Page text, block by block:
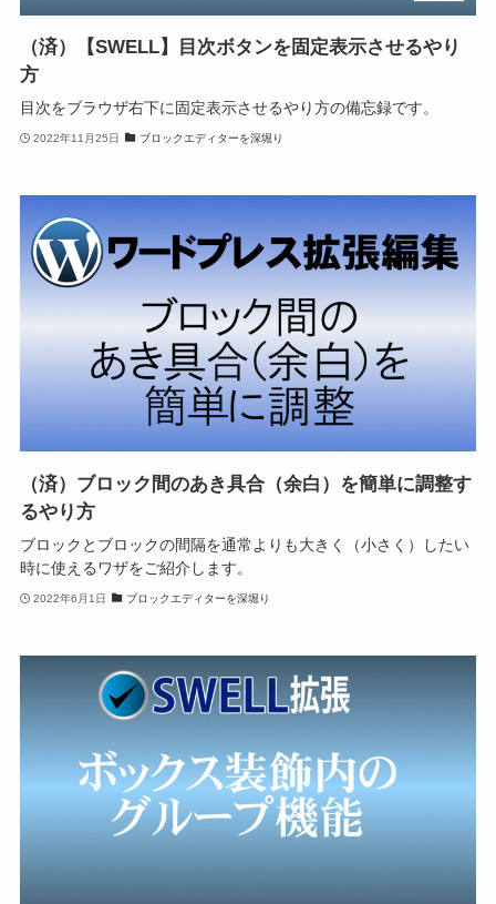
（済）【SWELL】目次ボタンを固定表示させるやり
方
目次をブラウザ右下に固定表示させるやり方の備忘録です。
2022年11月25日 ブロックエディターを深堀り
（済）ブロック間のあき具合（余白）を簡単に調整す
るやり方
ブロックとブロックの間隔を通常よりも大きく（小さく）したい
時に使えるワザをご紹介します。
2022年6月1日 ブロックエディターを深堀り